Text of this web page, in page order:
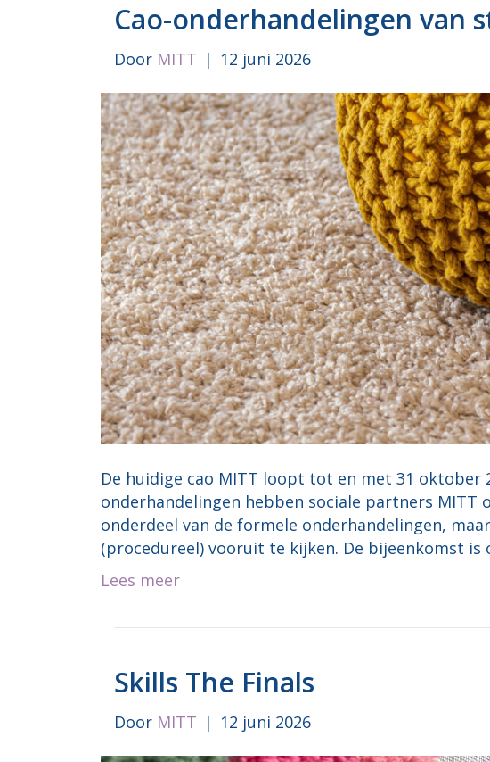
Cao-onderhandelingen van
Door MITT | 12 juni 2026
De huidige cao MITT loopt tot en met 31 oktober
onderhandelingen hebben sociale partners MITT
onderdeel van de formele onderhandelingen,
(procedureel) vooruit te kijken. De bijeenkomst
Lees meer
Skills The Finals
Door MITT | 12 juni 2026